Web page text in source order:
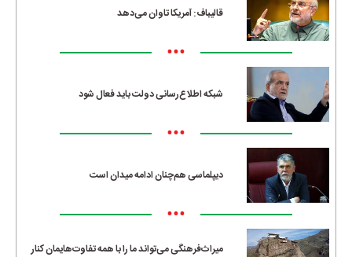
قالیباف: آمریکا تاوان می‌دهد
•••
شبکه اطلاع‌رسانی دولت باید فعال شود
•••
دیپلماسی هم‌چنان ادامه میدان است
•••
میراث‌فرهنگی می‌تواند ما را با همه تفاوت‌هایمان کنار